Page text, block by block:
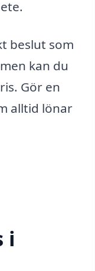
beslut som
kan du
Gör en
alltid lönar
i